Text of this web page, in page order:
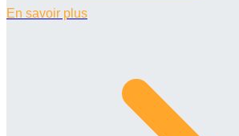
En savoir plus